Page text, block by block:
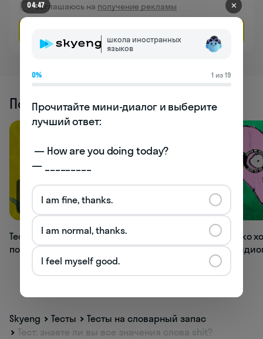
Соглашаюсь на получение рекламы
Похожие статьи
Тест: угадаете английское слово
по транскрипции?
2.8K
Тест: насколько
английские
Skyeng Тесты
Тесты на словарный запас
Тест: знаете ли вы все значения слова shit?
04:47 ✕
школа иностранных
языков
0% 1 из 19
Прочитайте мини-диалог и выберите
лучший ответ:
— _________
I am fine, thanks.
I am normal, thanks.
I feel myself good.